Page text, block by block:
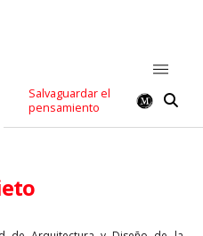
Salvaguardar el
pensamiento